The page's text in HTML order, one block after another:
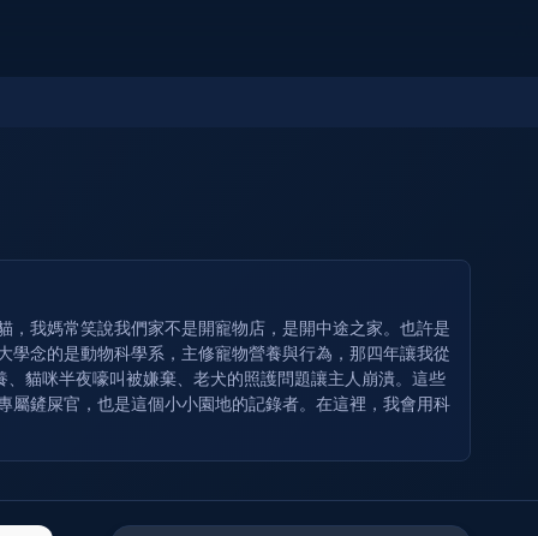
我媽常笑說我們家不是開寵物店，是開中途之家。也許是
念的是動物科學系，主修寵物營養與行為，那四年讓我從
貓咪半夜嚎叫被嫌棄、老犬的照護問題讓主人崩潰。這些
鏟屎官，也是這個小小園地的記錄者。在這裡，我會用科